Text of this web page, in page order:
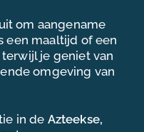
om aangename
een maaltijd of een
je geniet van
omgeving van
in de Azteekse,